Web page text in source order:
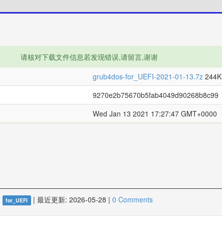
请核对下载文件信息若发现错误,请留言,谢谢
grub4dos-for_UEFI-2021-01-13.7z 244K
9270e2b75670b5fab4049d90268b8c99
Wed Jan 13 2021 17:27:47 GMT+0000
for_UEFI | 最近更新: 2026-05-28 | 0 Comments